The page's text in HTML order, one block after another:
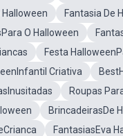
Fantasia De
O Halloween
Festa
Criativa
Roupas
BrincadeirasDe
FantasiasEva